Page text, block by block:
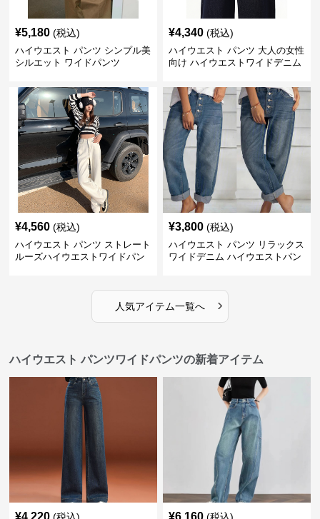
¥5,180 (税込)
ハイウエスト パンツ シンプル美
シルエット ワイドパンツ
¥4,340 (税込)
ハイウエスト パンツ 大人の女性
向け ハイウエストワイドデニム
¥4,560 (税込)
ハイウエスト パンツ ストレート
ルーズハイウエストワイドパン
¥3,800 (税込)
ハイウエスト パンツ リラックス
ワイドデニム ハイウエストパン
人気アイテム一覧へ ›
ハイウエスト パンツワイドパンツの新着アイテム
¥4,220 ¥6,160